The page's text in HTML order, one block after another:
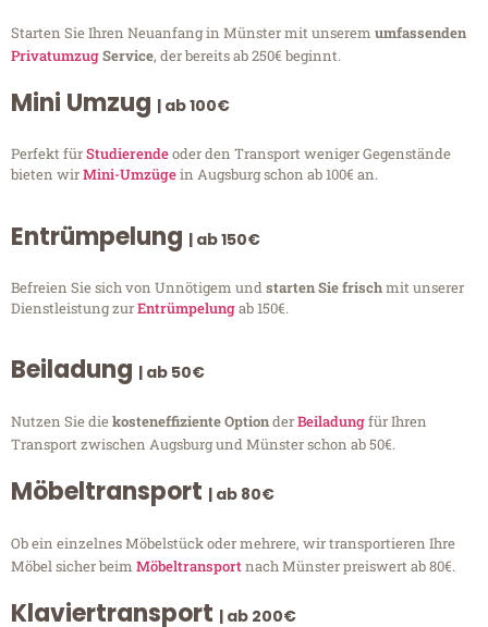
Starten Sie Ihren Neuanfang in Münster mit unserem umfassenden
PrivatumzugService, der bereits ab 250€ beginnt.
Mini Umzug | ab 100€
Perfekt fürStudierendeoder den Transport weniger Gegenstände
bieten wirMini-Umzügein Augsburg schon ab 100€ an.
Entrümpelung | ab 150€
Befreien Sie sich von Unnötigem undstarten Sie frischmit unserer
Dienstleistung zurEntrümpelungab 150€.
Beiladung | ab 50€
Nutzen Sie diekosteneffiziente OptionderBeiladungfür Ihren
Transport zwischen Augsburg und Münster schon ab 50€.
Möbeltransport | ab 80€
Ob ein einzelnes Möbelstück oder mehrere, wir transportieren Ihre
Möbel sicher beim Möbeltransportnach Münster preiswert ab 80€.
Klaviertransport | ab 200€